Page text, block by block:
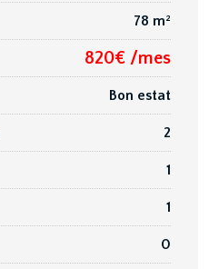
78 m²
820€ /mes
Bon estat
2
1
1
0